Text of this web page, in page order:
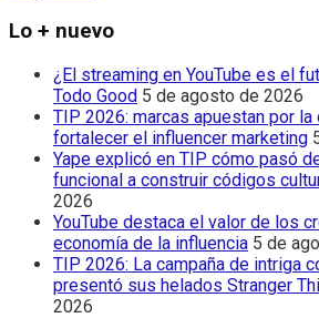
Lo + nuevo
¿El streaming en YouTube es el
Todo Good 5 de agosto de 2026
TIP 2026: marcas apuestan por la
fortalecer el influencer marketing
Yape explicó en TIP cómo pasó
funcional a construir códigos
2026
YouTube destaca el valor de los
economía de la influencia 5 de
TIP 2026: La campaña de intriga
presentó sus helados Stranger
2026